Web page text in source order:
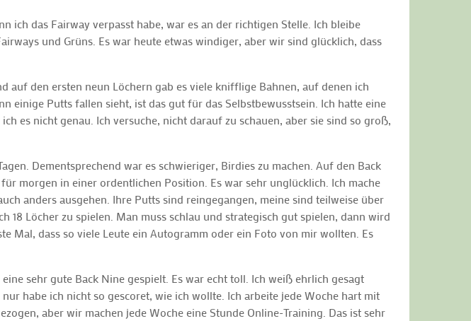
ich das Fairway verpasst habe, war es an der richtigen Stelle. Ich bleibe
und Grüns. Es war heute etwas windiger, aber wir sind glücklich, dass
auf den ersten neun Löchern gab es viele knifflige Bahnen, auf denen ich
einige Putts fallen sieht, ist das gut für das Selbstbewusstsein. Ich hatte eine
es nicht genau. Ich versuche, nicht darauf zu schauen, aber sie sind so groß,
Dementsprechend war es schwieriger, Birdies zu machen. Auf den Back
morgen in einer ordentlichen Position. Es war sehr unglücklich. Ich mache
anders ausgehen. Ihre Putts sind reingegangen, meine sind teilweise über
Löcher zu spielen. Man muss schlau und strategisch gut spielen, dann wird
Mal, dass so viele Leute ein Autogramm oder ein Foto von mir wollten. Es
sehr gute Back Nine gespielt. Es war echt toll. Ich weiß ehrlich gesagt
habe ich nicht so gescoret, wie ich wollte. Ich arbeite jede Woche hart mit
aber wir machen jede Woche eine Stunde Online-Training. Das ist sehr